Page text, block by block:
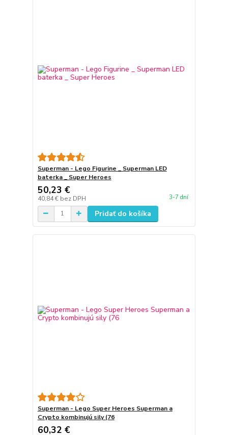
Superman - Lego Figurine _ Superman LED
baterka _ Super Heroes
50,23 €
40,84 € bez DPH 3-7 dní
Pridať do košíka
Superman - Lego Super Heroes Superman a
Crypto kombinujú sily (76
60,32 €